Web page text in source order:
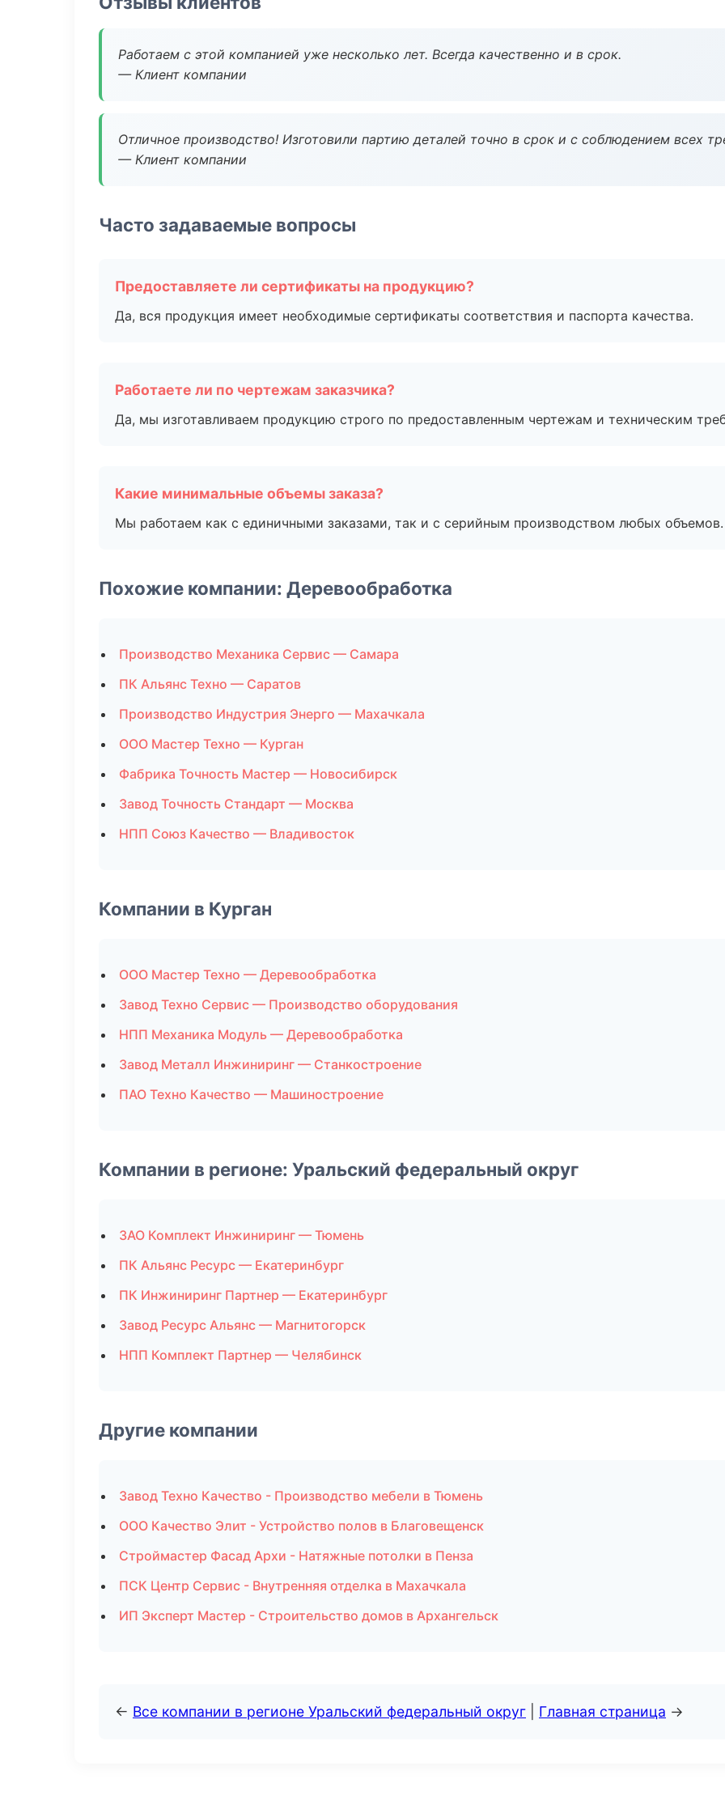
Работаем с этой компанией уже несколько лет. Всегда качественно и в срок.
— Клиент компании
Отличное производство! Изготовили партию деталей точно в срок и с соблюдением всех
— Клиент компании
Часто задаваемые вопросы
Предоставляете ли сертификаты на продукцию?
Да, вся продукция имеет необходимые сертификаты соответствия и паспорта качества.
Работаете ли по чертежам заказчика?
Да, мы изготавливаем продукцию строго по предоставленным чертежам и техническим
Какие минимальные объемы заказа?
Мы работаем как с единичными заказами, так и с серийным производством любых объемов.
Похожие компании: Деревообработка
Производство Механика Сервис — Самара
ПК Альянс Техно — Саратов
Производство Индустрия Энерго — Махачкала
ООО Мастер Техно — Курган
Фабрика Точность Мастер — Новосибирск
Завод Точность Стандарт — Москва
НПП Союз Качество — Владивосток
Компании в Курган
ООО Мастер Техно — Деревообработка
Завод Техно Сервис — Производство оборудования
НПП Механика Модуль — Деревообработка
Завод Металл Инжиниринг — Станкостроение
ПАО Техно Качество — Машиностроение
Компании в регионе: Уральский федеральный округ
ЗАО Комплект Инжиниринг — Тюмень
ПК Альянс Ресурс — Екатеринбург
ПК Инжиниринг Партнер — Екатеринбург
Завод Ресурс Альянс — Магнитогорск
НПП Комплект Партнер — Челябинск
Другие компании
Завод Техно Качество - Производство мебели в Тюмень
ООО Качество Элит - Устройство полов в Благовещенск
Строймастер Фасад Архи - Натяжные потолки в Пенза
ПСК Центр Сервис - Внутренняя отделка в Махачкала
ИП Эксперт Мастер - Строительство домов в Архангельск
← Все компании в регионе Уральский федеральный округ Главная страница →